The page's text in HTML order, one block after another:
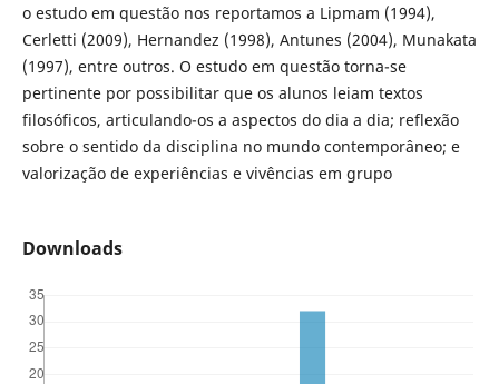
o estudo em questão nos reportamos a Lipmam (1994),
Cerletti (2009), Hernandez (1998), Antunes (2004), Munakata
(1997), entre outros. O estudo em questão torna-se
pertinente por possibilitar que os alunos leiam textos
filosóficos, articulando-os a aspectos do dia a dia; reflexão
sobre o sentido da disciplina no mundo contemporâneo; e
valorização de experiências e vivências em grupo
Downloads